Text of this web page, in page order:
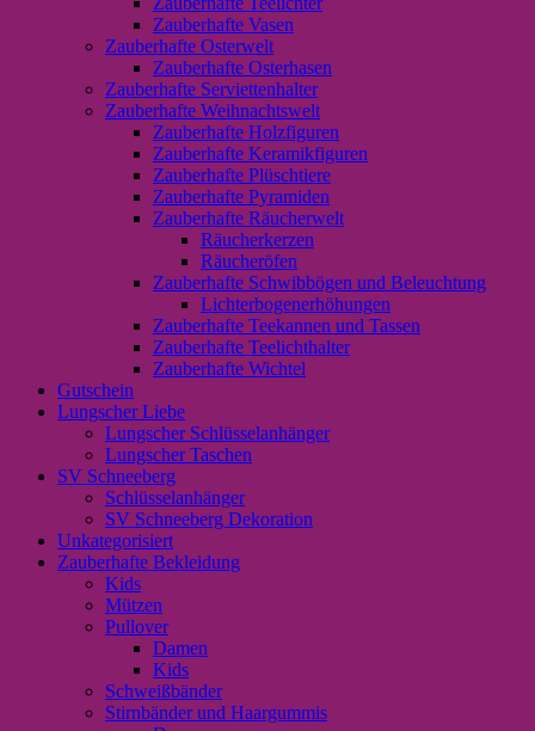
Zauberhafte Vasen
Zauberhafte Osterwelt
Zauberhafte Osterhasen
Zauberhafte Serviettenhalter
Zauberhafte Weihnachtswelt
Zauberhafte Holzfiguren
Zauberhafte Keramikfiguren
Zauberhafte Plüschtiere
Zauberhafte Pyramiden
Zauberhafte Räucherwelt
Räucherkerzen
Räucheröfen
Zauberhafte Schwibbögen und Beleuchtung
Lichterbogenerhöhungen
Zauberhafte Teekannen und Tassen
Zauberhafte Teelichthalter
Zauberhafte Wichtel
Gutschein
Lungscher Liebe
Lungscher Schlüsselanhänger
Lungscher Taschen
SV Schneeberg
Schlüsselanhänger
SV Schneeberg Dekoration
Unkategorisiert
Zauberhafte Bekleidung
Kids
Mützen
Pullover
Damen
Kids
Schweißbänder
Stirnbänder und Haargummis